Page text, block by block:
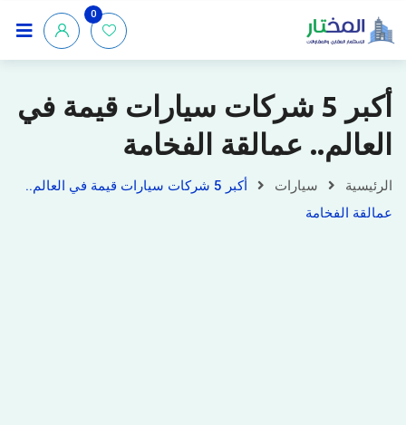
0
أكبر 5 شركات سيارات قيمة في
العالم.. عمالقة الفخامة
الرئيسية سيارات
أكبر 5 شركات سيارات قيمة في العالم..
عمالقة الفخامة